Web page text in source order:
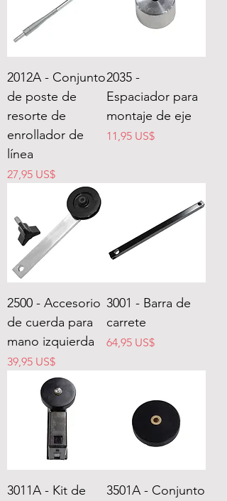
2012A - Conjunto
de poste de
resorte de
enrollador de
línea
Precio
27,95 US$
2035 -
Espaciador para
montaje de eje
Precio
11,95 US$
2500 - Accesorio
de cuerda para
mano izquierda
Precio
39,95 US$
3001 - Barra de
carrete
Precio
64,95 US$
3011A - Kit de
3501A - Conjunto